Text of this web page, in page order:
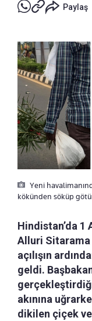
Paylaş
Yeni
kökünden söküp
Hindistan’da
Alluri Sitarama
açılışın
geldi. Başbakan
akınına
dikilen çiçek